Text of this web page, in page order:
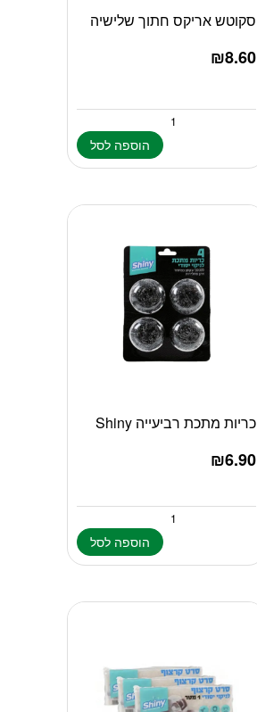
סקוטש אריקס חתוך שלישיה
₪8.60
הוספה לסל
כריות מתכת רביעייה Shiny
₪6.90
הוספה לסל